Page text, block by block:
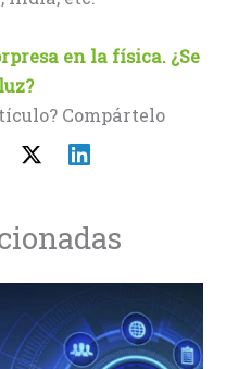
en la física. ¿Se
Compártelo